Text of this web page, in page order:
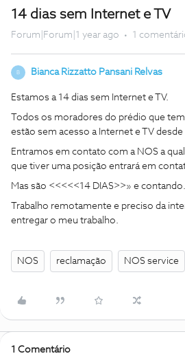
14 dias sem Internet e TV
Forum|Forum|1 year ago 1
B Bianca Rizzatto Pansani Relvas
Estamos a 14 dias sem Internet e TV.
Todos os moradores do prédio que
estão sem acesso a Internet e TV
Entramos em contato com a NOS a
que tiver uma posição entrará em
Mas são <<<<<14 DIAS>>» e contando.
Trabalho remotamente e preciso da
entregar o meu trabalho.
NOS reclamação NOS service
1 Comentário